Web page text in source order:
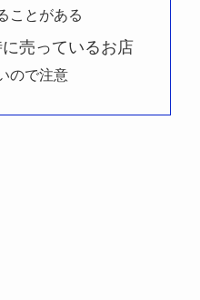
ことがある
売っているお店
ので注意